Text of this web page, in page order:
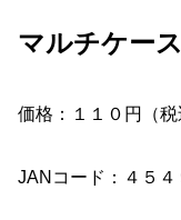
マルチケー
価格：１１０円（税
JANコード：４５